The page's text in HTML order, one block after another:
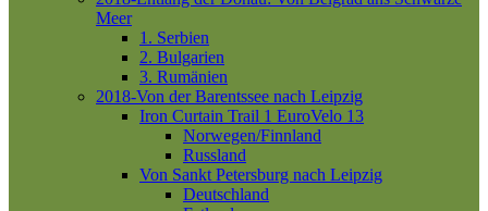
Meer
1. Serbien
2. Bulgarien
3. Rumänien
2018-Von der Barentssee nach Leipzig
Iron Curtain Trail 1 EuroVelo 13
Norwegen/Finnland
Russland
Von Sankt Petersburg nach Leipzig
Deutschland